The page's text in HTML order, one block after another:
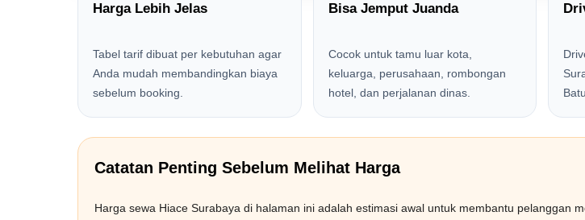
Harga Lebih Jelas
Tabel tarif dibuat per kebutuhan agar
Anda mudah membandingkan biaya
sebelum booking.
Bisa Jemput Juanda
Cocok untuk tamu luar kota,
keluarga, perusahaan, rombongan
hotel, dan perjalanan dinas.
Catatan Penting Sebelum Melihat Harga
Harga sewa Hiace Surabaya di halaman ini adalah estimasi awal untuk membantu pelanggan